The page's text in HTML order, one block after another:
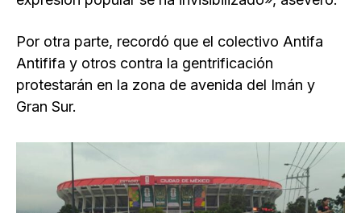
Por otra parte, recordó que el colectivo Antifa
Antififa y otros contra la gentrificación
protestarán en la zona de avenida del Imán y
Gran Sur.